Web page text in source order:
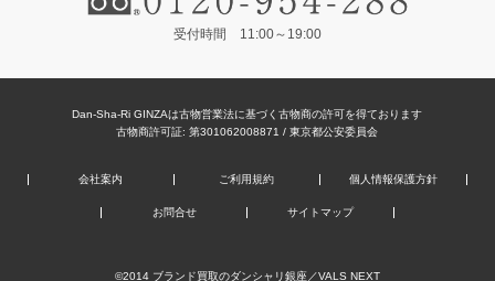
受付時間 11:00～19:00
Dan-Sha-Ri GINZAは古物営業法に基づく古物商の許可を得ております
古物商許可証: 第301062008871 / 東京都公安委員会
会社案内 ご利用規約 個人情報保護方針
お問合せ サイトマップ
©2014 ブランド買取のダンシャリ銀座／VALS NEXT